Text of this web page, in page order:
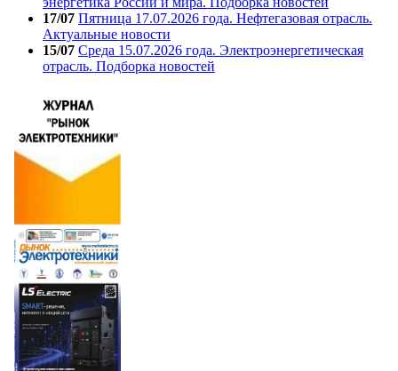
17/07 Пятница 17.07.2026 года. Нефтегазовая отрасль.
Актуальные новости
15/07 Среда 15.07.2026 года. Электроэнергетическая
отрасль. Подборка новостей